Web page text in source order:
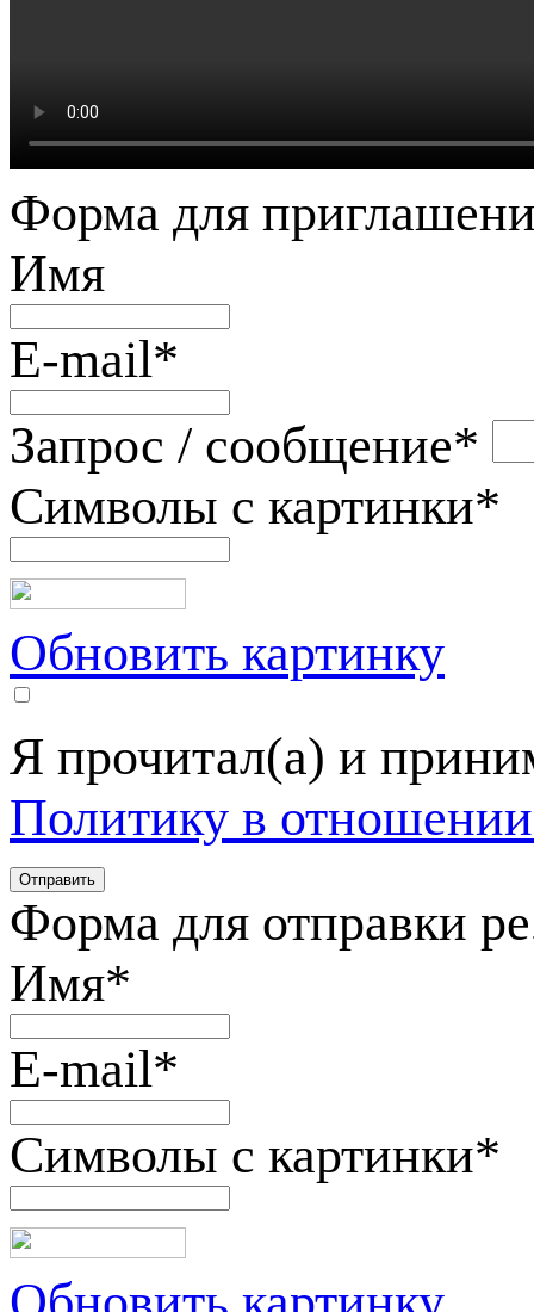
Форма для
Имя
E-mail*
Запрос / сообщение*
Символы с картинки*
Обновить картинку
Я прочитал(а) и
Политику в
Форма для отправки
Имя*
E-mail*
Символы с картинки*